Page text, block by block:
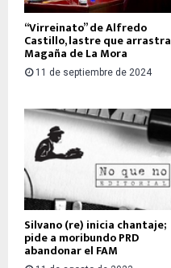
“Virreinato” de Alfredo
Castillo, lastre que arrastra
Magaña de La Mora
11 de septiembre de 2024
Silvano (re) inicia chantaje;
pide a moribundo PRD
abandonar el FAM